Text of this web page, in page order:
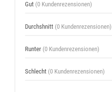
Gut (0 Kundenrezensionen)
Durchshnitt (0 Kundenrezensionen)
Runter (0 Kundenrezensionen)
Schlecht (0 Kundenrezensionen)